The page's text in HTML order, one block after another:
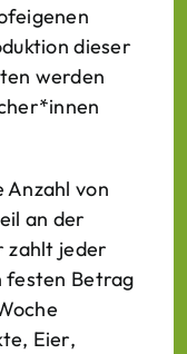
dieser
werden
von
an der
zahlt jeder
festen Betrag
Eier,